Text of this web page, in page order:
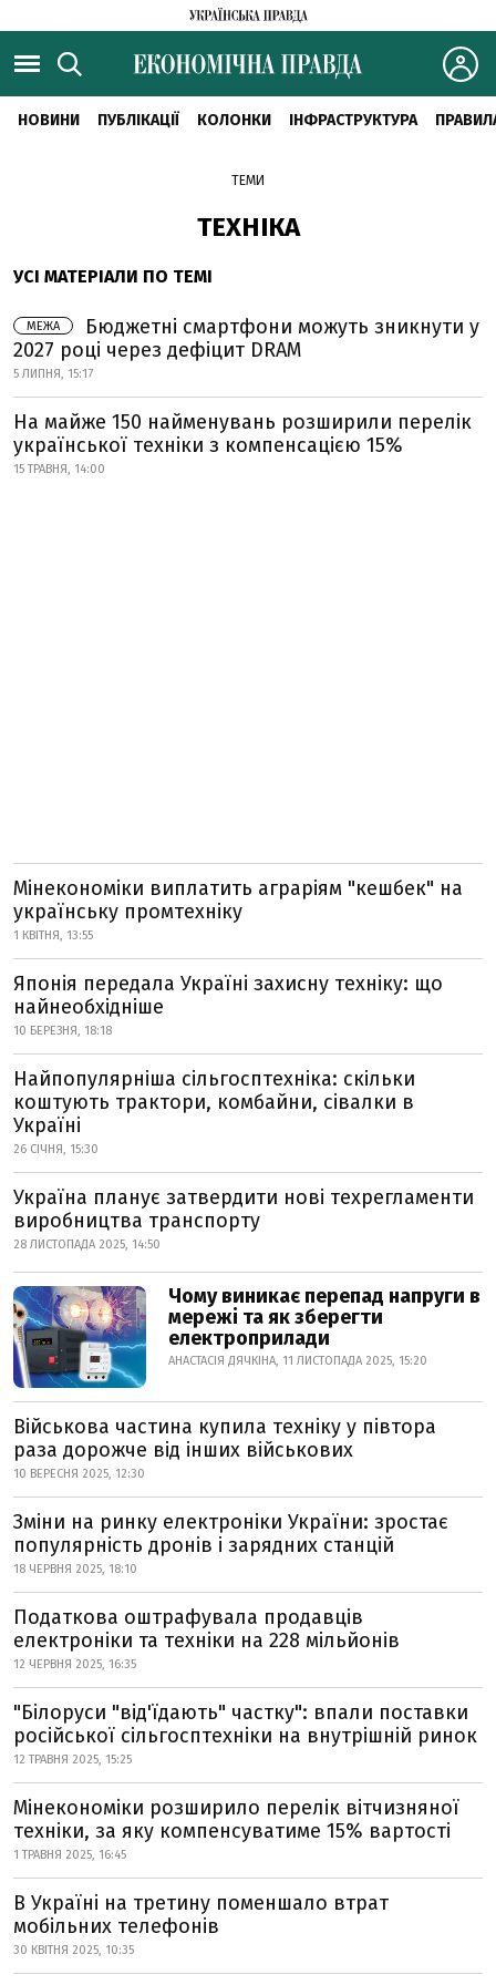
НОВИНИ ПУБЛІКАЦІЇ КОЛОНКИ ІНФРАСТРУКТУРА
ТЕМИ
ТЕХНІКА
УСІ МАТЕРІАЛИ ПО ТЕМІ
МЕЖА
Бюджетні смартфони можуть зникнути у
2027 році через дефіцит DRAM
5 ЛИПНЯ, 15:17
На майже 150 найменувань розширили перелік
української техніки з компенсацією 15%
15 ТРАВНЯ, 14:00
Мінекономіки виплатить аграріям "кешбек" на
українську промтехніку
1 КВІТНЯ, 13:55
Японія передала Україні захисну техніку: що
найнеобхідніше
10 БЕРЕЗНЯ, 18:18
Найпопулярніша сільгосптехніка: скільки
коштують трактори, комбайни, сівалки в
Україні
26 СІЧНЯ, 15:30
Україна планує затвердити нові техрегламенти
виробництва транспорту
28 ЛИСТОПАДА 2025, 14:50
Чому виникає перепад напруги в
мережі та як зберегти
електроприлади
АНАСТАСІЯ ДЯЧКІНА, 11 ЛИСТОПАДА 2025, 15:20
Військова частина купила техніку у півтора
раза дорожче від інших військових
10 ВЕРЕСНЯ 2025, 12:30
Зміни на ринку електроніки України: зростає
популярність дронів і зарядних станцій
18 ЧЕРВНЯ 2025, 18:10
Податкова оштрафувала продавців
електроніки та техніки на 228 мільйонів
12 ЧЕРВНЯ 2025, 16:35
"Білоруси "від'їдають" частку": впали поставки
російської сільгосптехніки на внутрішній ринок
12 ТРАВНЯ 2025, 15:25
Мінекономіки розширило перелік вітчизняної
техніки, за яку компенсуватиме 15% вартості
1 ТРАВНЯ 2025, 16:45
В Україні на третину поменшало втрат
мобільних телефонів
30 КВІТНЯ 2025, 10:35